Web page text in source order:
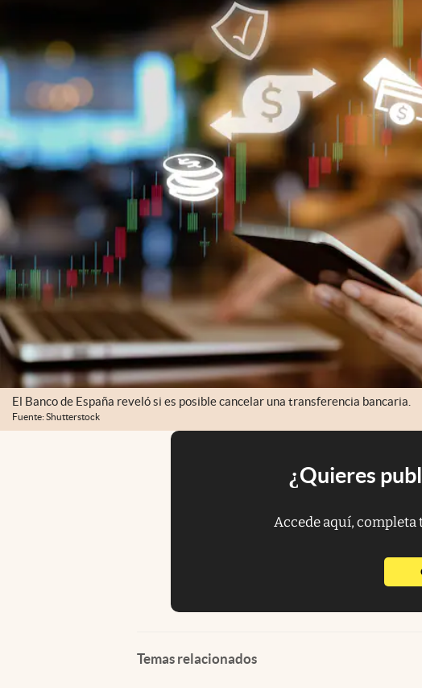
El Banco de España reveló si es posible cancelar una transferencia bancaria.
Fuente: Shutterstock
¿Quieres
Accede aquí, completa
Temas relacionados